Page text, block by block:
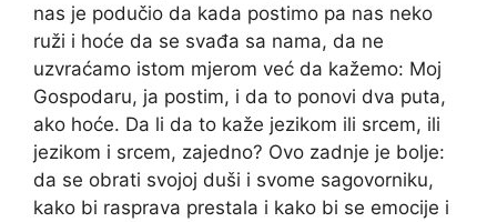
nas je podučio da kada postimo pa nas neko
ruži i hoće da se svađa sa nama, da ne
uzvraćamo istom mjerom već da kažemo: Moj
Gospodaru, ja postim, i da to ponovi dva puta,
ako hoće. Da li da to kaže jezikom ili srcem, ili
jezikom i srcem, zajedno? Ovo zadnje je bolje:
da se obrati svojoj duši i svome sagovorniku,
kako bi rasprava prestala i kako bi se emocije i